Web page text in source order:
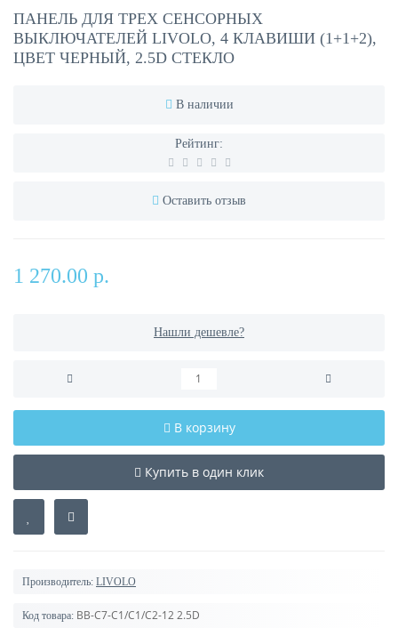
ПАНЕЛЬ ДЛЯ ТРЕХ СЕНСОРНЫХ
ВЫКЛЮЧАТЕЛЕЙ LIVOLO, 4 КЛАВИШИ (1+1+2),
ЦВЕТ ЧЕРНЫЙ, 2.5D СТЕКЛО
В наличии
Рейтинг:
Оставить отзыв
1 270.00 р.
Нашли дешевле?
В корзину
Купить в один клик
Производитель: LIVOLO
Код товара: BB-C7-C1/C1/C2-12 2.5D